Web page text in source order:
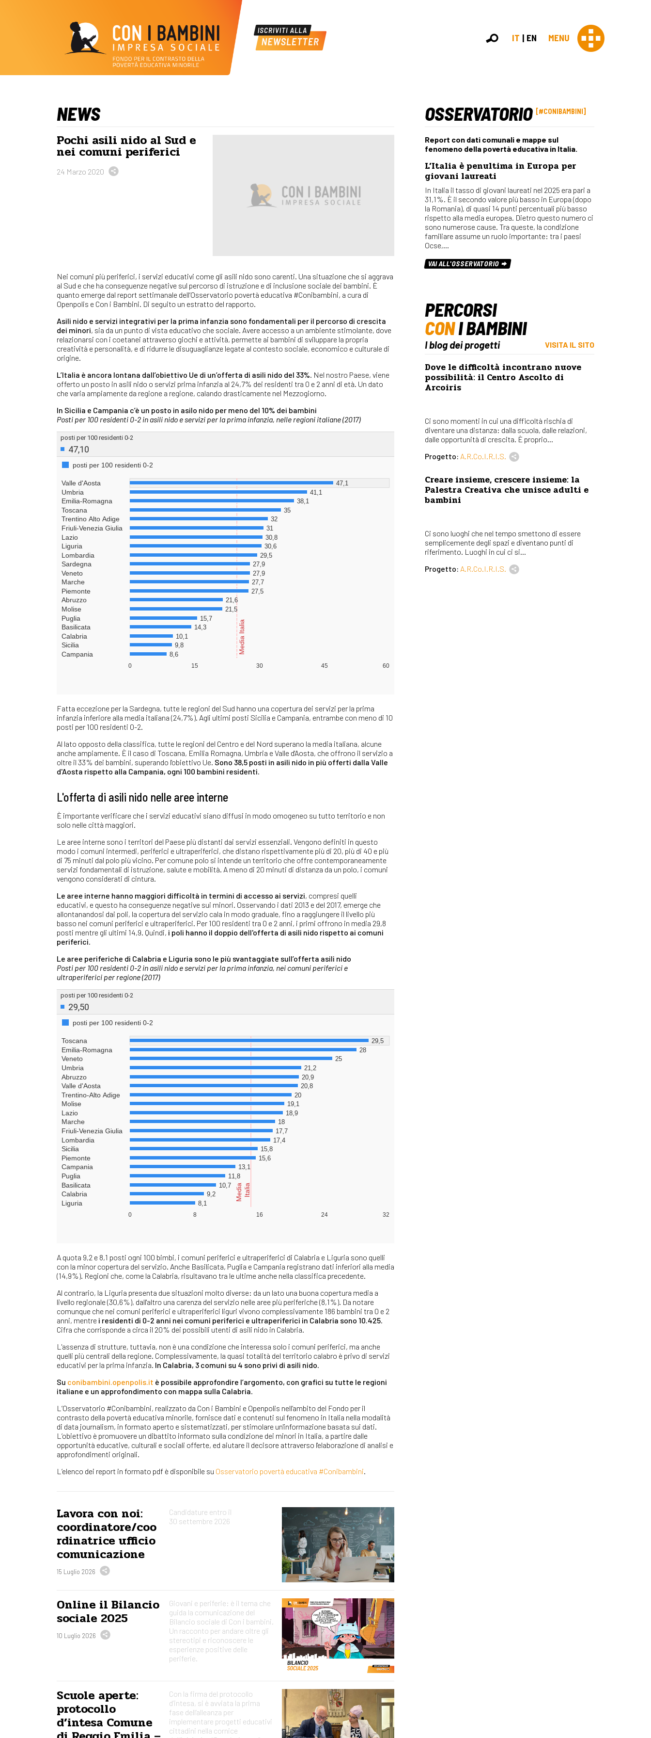
IT EN MENU
NEWS
Pochi asili nido al Sud e
nei comuni periferici
24 Marzo 2020
Nei comuni più periferici, i servizi educativi come gli asili nido sono carenti. Una situazione che si aggrava
al Sud e che ha conseguenze negative sul percorso di istruzione e di inclusione sociale dei bambini. È
quanto emerge dal report settimanale dell’Osservatorio povertà educativa #Conibambini, a cura di
Openpolis e Con i Bambini. Di seguito un estratto del rapporto.
Asili nido e servizi integrativi per la prima infanzia sono fondamentali per il percorso di crescita
dei minori, sia da un punto di vista educativo che sociale. Avere accesso a un ambiente stimolante, dove
relazionarsi con i coetanei attraverso giochi e attività, permette ai bambini di sviluppare la propria
creatività e personalità, e di ridurre le disuguaglianze legate al contesto sociale, economico e culturale di
origine.
L’Italia è ancora lontana dall’obiettivo Ue di un’offerta di asili nido del 33% . Nel nostro Paese, viene
offerto un posto in asili nido o servizi prima infanzia al 24,7% dei residenti tra 0 e 2 anni di età. Un dato
che varia ampiamente da regione a regione, calando drasticamente nel Mezzogiorno.
In Sicilia e Campania c’è un posto in asilo nido per meno del 10% dei bambini
Posti per 100 residenti 0-2 in asili nido e servizi per la prima infanzia, nelle regioni italiane (2017)
Fatta eccezione per la Sardegna, tutte le regioni del Sud hanno una copertura dei servizi per la prima
infanzia inferiore alla media italiana (24,7%). Agli ultimi posti Sicilia e Campania, entrambe con meno di 10
posti per 100 residenti 0-2.
Al lato opposto della classifica, tutte le regioni del Centro e del Nord superano la media italiana, alcune
anche ampiamente. È il caso di Toscana, Emilia Romagna, Umbria e Valle d'Aosta, che offrono il servizio a
oltre il 33% dei bambini, superando l'obiettivo Ue. Sono 38,5 posti in asili nido in più offerti dalla Valle
d'Aosta rispetto alla Campania, ogni 100 bambini residenti
L'offerta di asili nido nelle aree interne
È importante verificare che i servizi educativi siano diffusi in modo omogeneo su tutto territorio e non
solo nelle città maggiori.
Le aree interne sono i territori del Paese più distanti dai servizi essenziali. Vengono definiti in questo
modo i comuni intermedi, periferici e ultraperiferici, che distano rispettivamente più di 20, più di 40 e più
di 75 minuti dal polo più vicino. Per comune polo si intende un territorio che offre contemporaneamente
servizi fondamentali di istruzione, salute e mobilità. A meno di 20 minuti di distanza da un polo, i comuni
vengono considerati di cintura.
Le aree interne hanno maggiori difficoltà in termini di accesso ai servizi, compresi quelli
educativi, e questo ha conseguenze negative sui minori. Osservando i dati 2013 e del 2017, emerge che
allontanandosi dai poli, la copertura del servizio cala in modo graduale, fino a raggiungere il livello più
basso nei comuni periferici e ultraperiferici. Per 100 residenti tra 0 e 2 anni, i primi offrono in media 29,8
posti mentre gli ultimi 14,9. Quindi, i poli hanno il doppio dell'offerta di asili nido rispetto ai comuni
periferici
Le aree periferiche di Calabria e Liguria sono le più svantaggiate sull’offerta asili nido
Posti per 100 residenti 0-2 in asili nido e servizi per la prima infanzia, nei comuni periferici e
ultraperiferici per regione (2017)
A quota 9,2 e 8,1 posti ogni 100 bimbi, i comuni periferici e ultraperiferici di Calabria e Liguria sono quelli
con la minor copertura del servizio. Anche Basilicata, Puglia e Campania registrano dati inferiori alla media
(14,9%). Regioni che, come la Calabria, risultavano tra le ultime anche nella classifica precedente.
Al contrario, la Liguria presenta due situazioni molto diverse: da un lato una buona copertura media a
livello regionale (30,6%), dall'altro una carenza del servizio nelle aree più periferiche (8,1%). Da notare
comunque che nei comuni periferici e ultraperiferici liguri vivono complessivamente 186 bambini tra 0 e 2
anni, mentre i residenti di 0-2 anni nei comuni periferici e ultraperiferici in Calabria sono 10.425
Cifra che corrisponde a circa il 20% dei possibili utenti di asili nido in Calabria.
L'assenza di strutture, tuttavia, non è una condizione che interessa solo i comuni periferici, ma anche
quelli più centrali della regione. Complessivamente, la quasi totalità del territorio calabro è privo di servizi
educativi per la prima infanzia. In Calabria, 3 comuni su 4 sono privi di asili nido
Su conibambini.openpolis.it è possibile approfondire l’argomento, con grafici su tutte le regioni
italiane e un approfondimento con mappa sulla Calabria
L’Osservatorio #Conibambini, realizzato da Con i Bambini e Openpolis nell’ambito del Fondo per il
contrasto della povertà educativa minorile, fornisce dati e contenuti sul fenomeno in Italia nella modalità
di data journalism, in formato aperto e sistematizzati, per stimolare un'informazione basata sui dati.
L’obiettivo è promuovere un dibattito informato sulla condizione dei minori in Italia, a partire dalle
opportunità educative, culturali e sociali offerte, ed aiutare il decisore attraverso l'elaborazione di analisi e
approfondimenti originali.
L’elenco dei report in formato pdf è disponibile su Osservatorio povertà educativa #Conibambini
Lavora con noi:
coordinatore/coo
rdinatrice ufficio
comunicazione
15 Luglio 2026
Candidature entro il
30 settembre 2026
Online il Bilancio
sociale 2025
10 Luglio 2026
Giovani e periferie: è il tema che
guida la comunicazione del
Bilancio sociale di Con i bambini.
Un racconto per andare oltre gli
stereotipi e riconoscere le
esperienze positive delle
periferie.
Scuole aperte:
protocollo
d’intesa Comune
Con la firma del protocollo
d’intesa, si è avviata la prima
fase dell’alleanza per
implementare progetti educativi
cittadini nella cornice
OSSERVATORIO #CONIBAMBINI
Report con dati comunali e mappe sul
fenomeno della povertà educativa in Italia.
L’Italia è penultima in Europa per
giovani laureati
In Italia il tasso di giovani laureati nel 2025 era pari a
31,1%. È il secondo valore più basso in Europa (dopo
la Romania), di quasi 14 punti percentuali più basso
rispetto alla media europea. Dietro questo numero ci
sono numerose cause. Tra queste, la condizione
familiare assume un ruolo importante: tra i paesi
Ocse,…
VAI ALL'OSSERVATORIO
PERCORSI
CONI BAMBINI
I blog dei progetti VISITA IL SITO
Dove le difficoltà incontrano nuove
possibilità: il Centro Ascolto di
Arcoiris
Ci sono momenti in cui una difficoltà rischia di
diventare una distanza: dalla scuola, dalle relazioni,
dalle opportunità di crescita. È proprio...
Progetto: A.R.Co.I.R.I.S.
Creare insieme, crescere insieme: la
Palestra Creativa che unisce adulti e
bambini
Ci sono luoghi che nel tempo smettono di essere
semplicemente degli spazi e diventano punti di
riferimento. Luoghi in cui ci si...
Progetto: A.R.Co.I.R.I.S.